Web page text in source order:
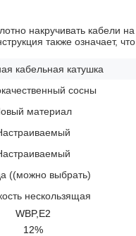
накручивать кабели
также означает,
кабельная катушка
сосны
материал
((можно выбрать)
нескользящая
WBP,E2
12%